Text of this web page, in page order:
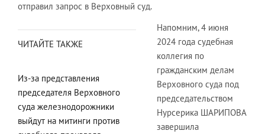
отправил запрос в Верховный суд.
ЧИТАЙТЕ ТАКЖЕ
Из-за представления
председателя Верховного
суда железнодорожники
выйдут на митинги против
Напомним, 4 июня
2024 года судебная
коллегия по
гражданским делам
Верховного суда под
председательством
Нурсерика ШАРИПОВА
завершила